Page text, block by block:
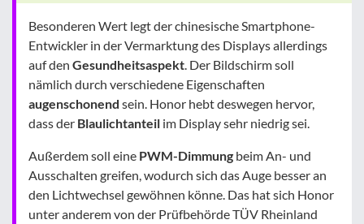
Besonderen Wert legt der chinesische Smartphone-
Entwickler in der Vermarktung des Displays allerdings
auf den Gesundheitsaspekt . Der Bildschirm soll
nämlich durch verschiedene Eigenschaften
augenschonend sein. Honor hebt deswegen hervor,
dass der Blaulichtanteil im Display sehr niedrig sei.
Außerdem soll eine PWM-Dimmung beim An- und
Ausschalten greifen, wodurch sich das Auge besser an
den Lichtwechsel gewöhnen könne. Das hat sich Honor
unter anderem von der Prüfbehörde TÜV Rheinland